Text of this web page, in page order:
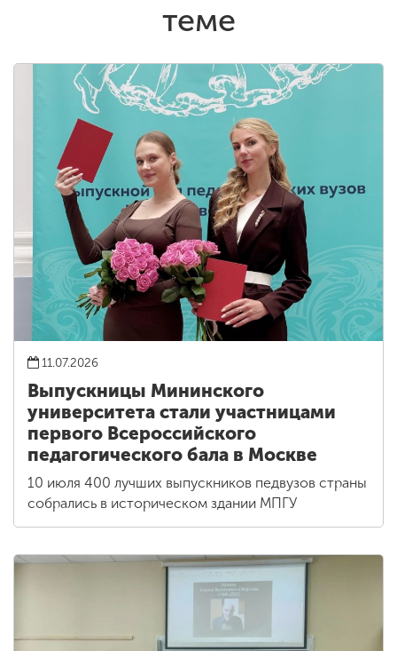
теме
11.07.2026
Выпускницы Мининского
университета стали участницами
первого Всероссийского
педагогического бала в Москве
10 июля 400 лучших выпускников педвузов страны
собрались в историческом здании МПГУ